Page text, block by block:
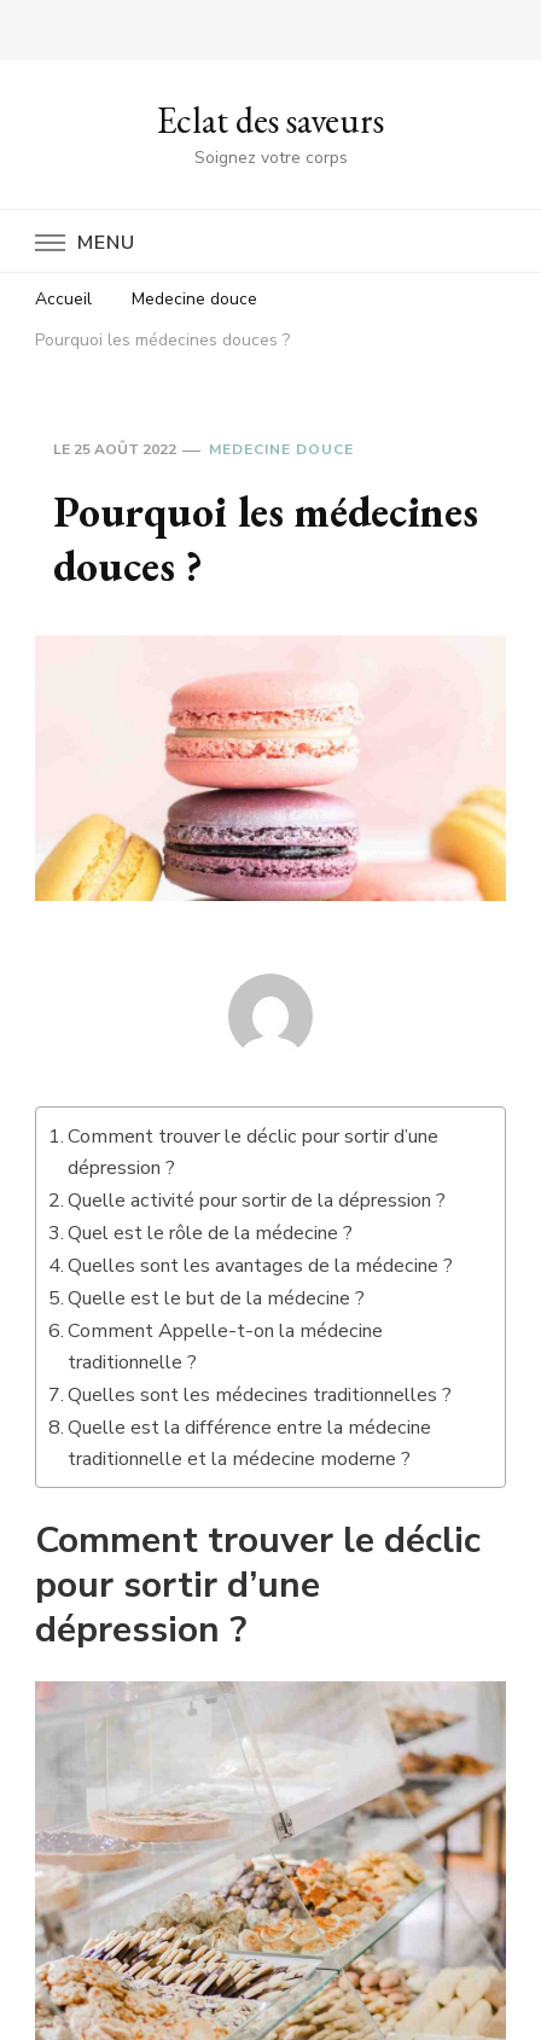
Eclat des saveurs
Soignez votre corps
MENU
Accueil
Medecine douce
Pourquoi les médecines douces ?
LE 25 AOÛT 2022 MEDECINE DOUCE
Pourquoi les médecines
douces ?
Comment trouver le déclic pour sortir d’une
dépression ?
Quelle activité pour sortir de la dépression ?
Quel est le rôle de la médecine ?
Quelles sont les avantages de la médecine ?
Quelle est le but de la médecine ?
Comment Appelle-t-on la médecine
traditionnelle ?
Quelles sont les médecines traditionnelles ?
Quelle est la différence entre la médecine
traditionnelle et la médecine moderne ?
Comment trouver le déclic
pour sortir d’une
dépression ?